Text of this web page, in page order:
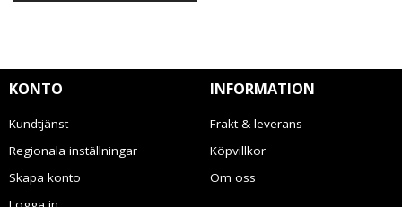
KONTO
Kundtjänst
Regionala inställningar
Skapa konto
INFORMATION
Frakt & leverans
Köpvillkor
Om oss